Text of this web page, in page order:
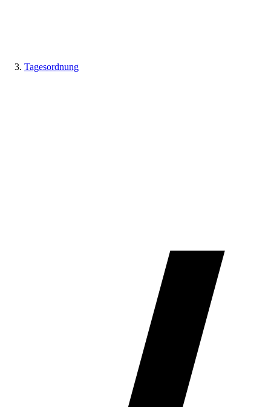
Tagesordnung